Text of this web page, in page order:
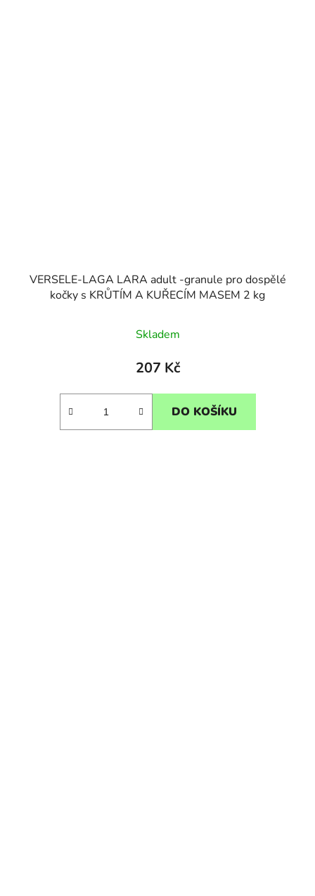
VERSELE-LAGA LARA adult -granule pro dospělé
kočky s KRŮTÍM A KUŘECÍM MASEM 2 kg
Skladem
207 Kč
DO KOŠÍKU